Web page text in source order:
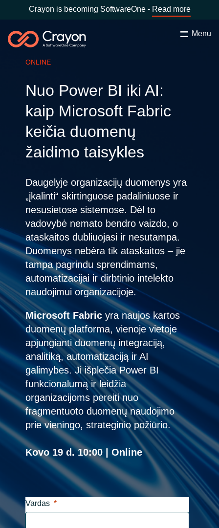
Crayon is becoming SoftwareOne - Read more
Menu
Global site
Africa
Australia
Austria
Bulgaria
Denmark
Estonia
Finland
France
Germany
Hungary
Iceland
India
Indonesia
Search Close
Software Partners
Resources
Channel partner
About us
Contact Us
Career
Country:Lithuania
ONLINE
Nuo Power BI iki AI:
kaip Microsoft Fabric
keičia duomenų
žaidimo taisykles
Daugelyje organizacijų duomenys yra
„įkalinti“ skirtinguose padaliniuose ir
nesusietose sistemose. Dėl to
vadovybė nemato bendro vaizdo, o
ataskaitos dubliuojasi ir nesutampa.
Duomenys nebėra tik ataskaitos – jie
tampa pagrindu sprendimams,
automatizacijai ir dirbtinio intelekto
naudojimui organizacijoje.
Microsoft Fabricyra naujos kartos
duomenų platforma, vienoje vietoje
apjungianti duomenų integraciją,
analitiką, automatizaciją ir AI
galimybes. Ji išplečia Power BI
funkcionalumą ir leidžia
organizacijoms pereiti nuo
fragmentuoto duomenų naudojimo
prie vieningo, strateginio požiūrio.
Kovo 19 d. 10:00 | Online
Vardas